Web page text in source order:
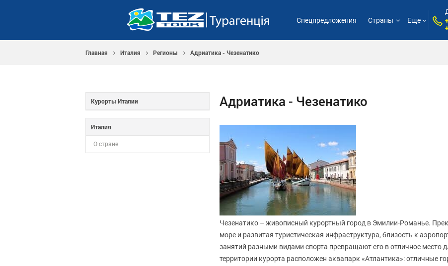
Спецпредложения Страны Еще
Главная Италия Регионы Адриатика - Чезенатико
Курорты Италии
Италия
О стране
Адриатика - Чезенатико
Чезенатико – живописный курортный город в Эмилии-Романье.
море и развитая туристическая инфраструктура, близость к
занятий разными видами спорта превращают его в отличное место
территории курорта расположен аквапарк «Атлантика»: отличные